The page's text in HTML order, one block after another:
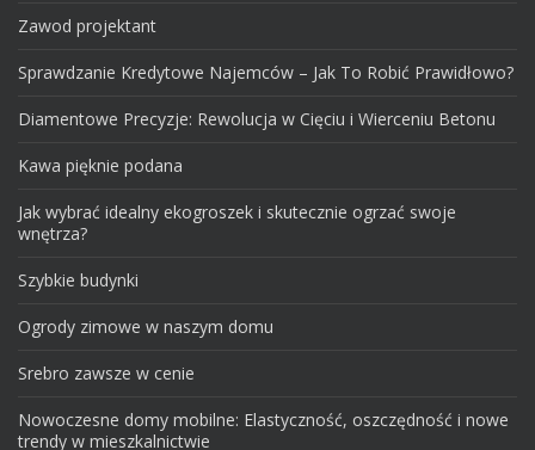
Zawod projektant
Sprawdzanie Kredytowe Najemców – Jak To Robić Prawidłowo?
Diamentowe Precyzje: Rewolucja w Cięciu i Wierceniu Betonu
Kawa pięknie podana
Jak wybrać idealny ekogroszek i skutecznie ogrzać swoje
wnętrza?
Szybkie budynki
Ogrody zimowe w naszym domu
Srebro zawsze w cenie
Nowoczesne domy mobilne: Elastyczność, oszczędność i nowe
trendy w mieszkalnictwie